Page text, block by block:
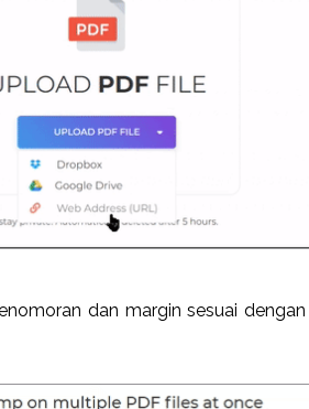
dan margin sesuai